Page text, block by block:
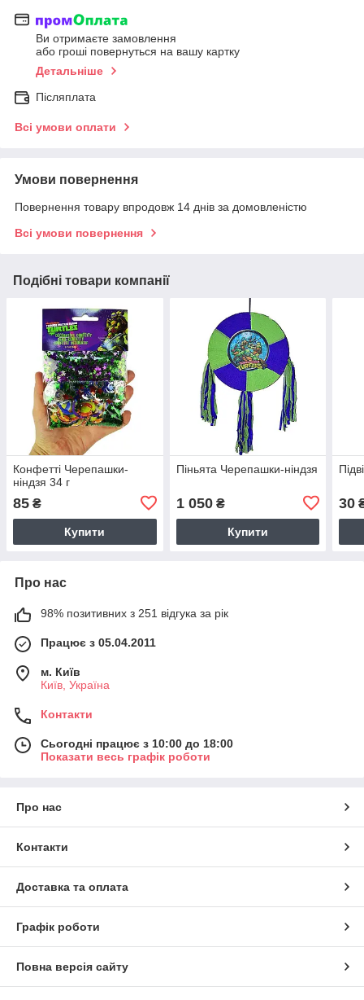
Ви отримаєте замовлення
або гроші повернуться на вашу картку
Детальніше
Післяплата
Всі умови оплати
Умови повернення
Повернення товару впродовж 14 днів за домовленістю
Всі умови повернення
Подібні товари компанії
Конфетті Черепашки-
ніндзя 34 г
85 ₴
Купити
Піньята Черепашки-ніндзя
1 050₴
Купити
30
Про нас
98% позитивних з 251 відгука за рік
Працює з 05.04.2011
м. Київ
Київ, Україна
Контакти
Сьогодні працює з 10:00 до 18:00
Показати весь графік роботи
Про нас
Контакти
Доставка та оплата
Графік роботи
Повна версія сайту